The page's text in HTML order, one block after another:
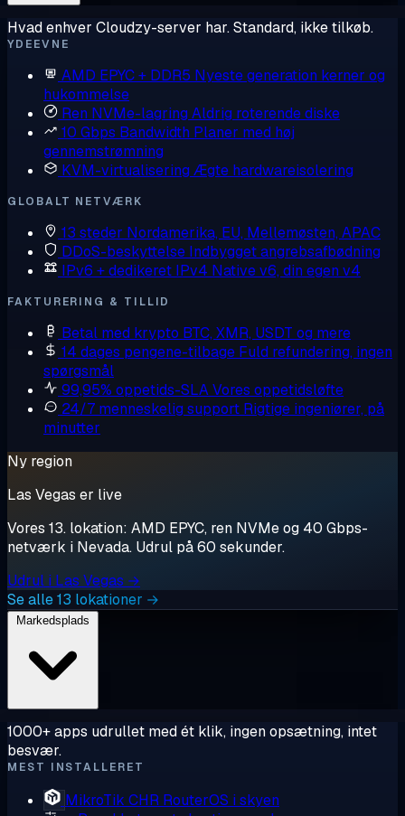
Hvad enhver Cloudzy-server har. Standard, ikke tilkøb.
YDEEVNE
AMD EPYC + DDR5 Nyeste generation kerner og
hukommelse
Ren NVMe-lagring Aldrig roterende diske
10 Gbps Bandwidth Planer med høj
gennemstrømning
KVM-virtualisering Ægte hardwareisolering
GLOBALT NETVÆRK
13 steder Nordamerika, EU, Mellemøsten, APAC
DDoS-beskyttelse Indbygget angrebsafbødning
IPv6 + dedikeret IPv4 Native v6, din egen v4
FAKTURERING & TILLID
Betal med krypto BTC, XMR, USDT og mere
14 dages pengene-tilbage Fuld refundering, ingen
spørgsmål
99,95% oppetids-SLAVores oppetidsløfte
24/7 menneskelig support Rigtige ingeniører, på
minutter
Ny region
Las Vegas er live
Vores 13. lokation: AMD EPYC, ren NVMe og 40 Gbps-
netværk i Nevada. Udrul på 60 sekunder.
Udrul i Las Vegas →
Se alle 13 lokationer →
1000+ apps udrullet med ét klik, ingen opsætning, intet
besvær.
MEST INSTALLERET
MikroTik CHR RouterOS i skyen